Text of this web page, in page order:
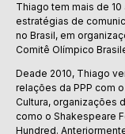
Thiago tem mais de
estratégias de
no Brasil, em
Comitê Olímpico
Deade 2010, Thiago
relações da PPP com
Cultura, organizações
como o Shakespeare
Hundred.